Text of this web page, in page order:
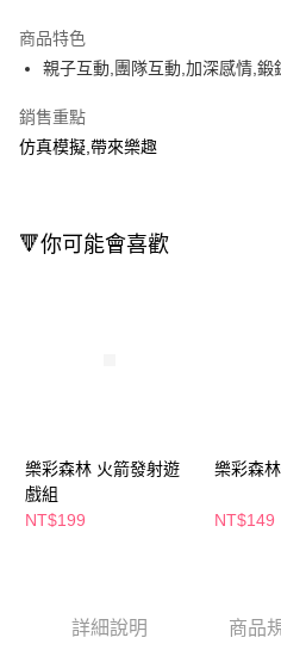
LINE Pay
Apple Pay
街口支付
Google Pay
【「AFTEE先享後付」結帳流程】
１．於結帳方式選擇「AFTEE先享後付
結帳頁面，進行簡訊認證並確認金額後
※ 請注意：結帳手續完成當下不需立刻
購買商品的店家。未經商家同意取消之
每筆NT$65，滿NT$390(含以上)免
付款後全家取貨
每筆NT$65，滿NT$490(含以上)免
商品特色
親子互動,團隊互動,加深感情,鍛
銷售重點
仿真模擬,帶來樂趣
🔻你可能會喜歡
樂彩森林 火箭發射遊
戲組
NT$199
樂彩森
NT$149
詳細說明 商品